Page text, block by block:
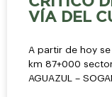
VÍA DEL
A partir de hoy
km 87+000
AGUAZUL –